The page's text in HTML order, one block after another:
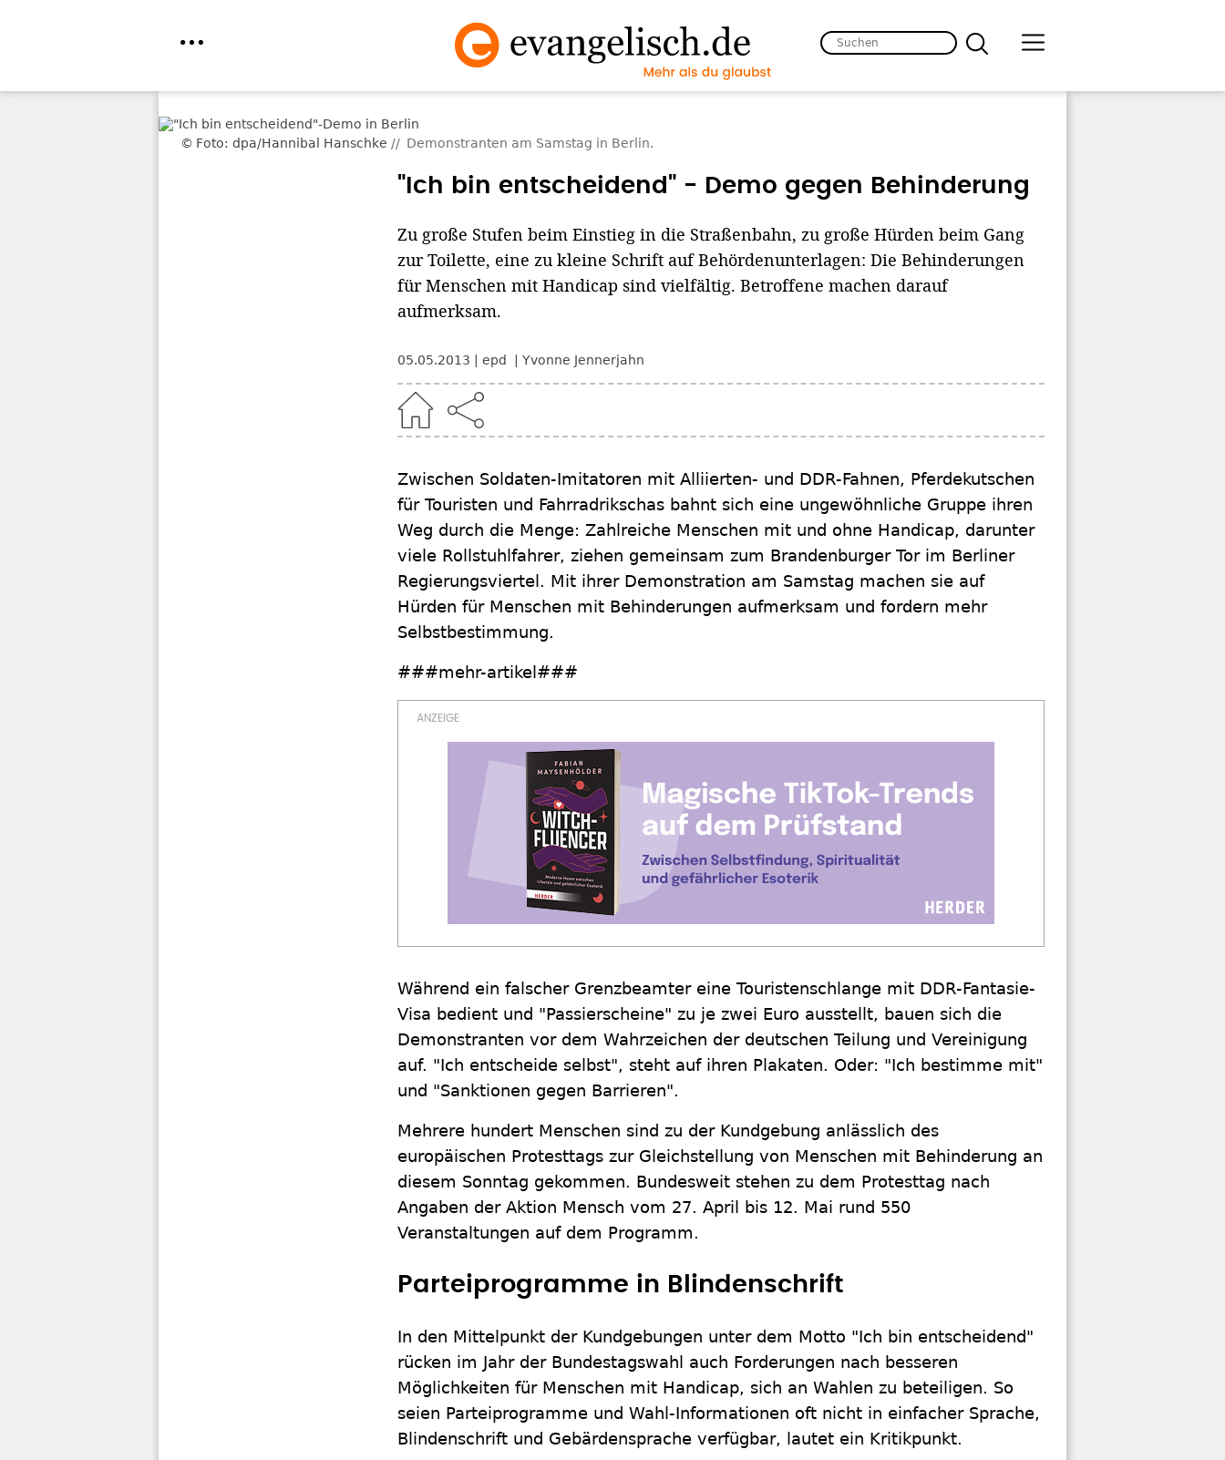
Foto: dpa/Hannibal Hanschke Demonstranten am Samstag in Berlin.
"Ich bin entscheidend" - Demo gegen Behinderung
Zu große Stufen beim Einstieg in die Straßenbahn, zu große Hürden beim Gang
zur Toilette, eine zu kleine Schrift auf Behördenunterlagen: Die Behinderungen
für Menschen mit Handicap sind vielfältig. Betroffene machen darauf
aufmerksam.
05.05.2013 epd Yvonne Jennerjahn
Zwischen Soldaten-Imitatoren mit Alliierten- und DDR-Fahnen, Pferdekutschen
für Touristen und Fahrradrikschas bahnt sich eine ungewöhnliche Gruppe ihren
Weg durch die Menge: Zahlreiche Menschen mit und ohne Handicap, darunter
viele Rollstuhlfahrer, ziehen gemeinsam zum Brandenburger Tor im Berliner
Regierungsviertel. Mit ihrer Demonstration am Samstag machen sie auf
Hürden für Menschen mit Behinderungen aufmerksam und fordern mehr
Selbstbestimmung.
###mehr-artikel###
Während ein falscher Grenzbeamter eine Touristenschlange mit DDR-Fantasie-
Visa bedient und "Passierscheine" zu je zwei Euro ausstellt, bauen sich die
Demonstranten vor dem Wahrzeichen der deutschen Teilung und Vereinigung
auf. "Ich entscheide selbst", steht auf ihren Plakaten. Oder: "Ich bestimme mit"
und "Sanktionen gegen Barrieren".
Mehrere hundert Menschen sind zu der Kundgebung anlässlich des
europäischen Protesttags zur Gleichstellung von Menschen mit Behinderung an
diesem Sonntag gekommen. Bundesweit stehen zu dem Protesttag nach
Angaben der Aktion Mensch vom 27. April bis 12. Mai rund 550
Veranstaltungen auf dem Programm.
Parteiprogramme in Blindenschrift
In den Mittelpunkt der Kundgebungen unter dem Motto "Ich bin entscheidend"
rücken im Jahr der Bundestagswahl auch Forderungen nach besseren
Möglichkeiten für Menschen mit Handicap, sich an Wahlen zu beteiligen. So
seien Parteiprogramme und Wahl-Informationen oft nicht in einfacher Sprache,
Blindenschrift und Gebärdensprache verfügbar, lautet ein Kritikpunkt.